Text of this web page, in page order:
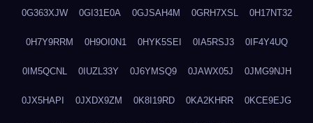
0G363XJW 0GI31E0A 0GJSAH4M 0GRH7XSL 0H17NT32
0H7Y9RRM 0H9OI0N1 0HYK5SEI 0IA5RSJ3 0IF4Y4UQ
0IM5QCNL 0IUZL33Y 0J6YMSQ9 0JAWX05J 0JMG9NJH
0JX5HAPI 0JXDX9ZM 0K8I19RD 0KA2KHRR 0KCE9EJG